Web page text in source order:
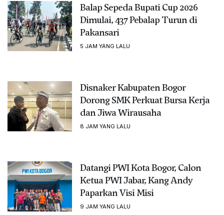
Balap Sepeda Bupati Cup 2026
Dimulai, 437 Pebalap Turun di
Pakansari
5 JAM YANG LALU
Disnaker Kabupaten Bogor
Dorong SMK Perkuat Bursa Kerja
dan Jiwa Wirausaha
8 JAM YANG LALU
Datangi PWI Kota Bogor, Calon
Ketua PWI Jabar, Kang Andy
Paparkan Visi Misi
9 JAM YANG LALU